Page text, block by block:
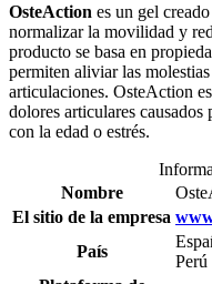
OsteAction es un gel
normalizar la movilidad y
producto se basa en
permiten aliviar las
articulaciones. OsteAction
dolores articulares
con la edad o estrés.
Nombre
El sitio de la empresa
País
Perú